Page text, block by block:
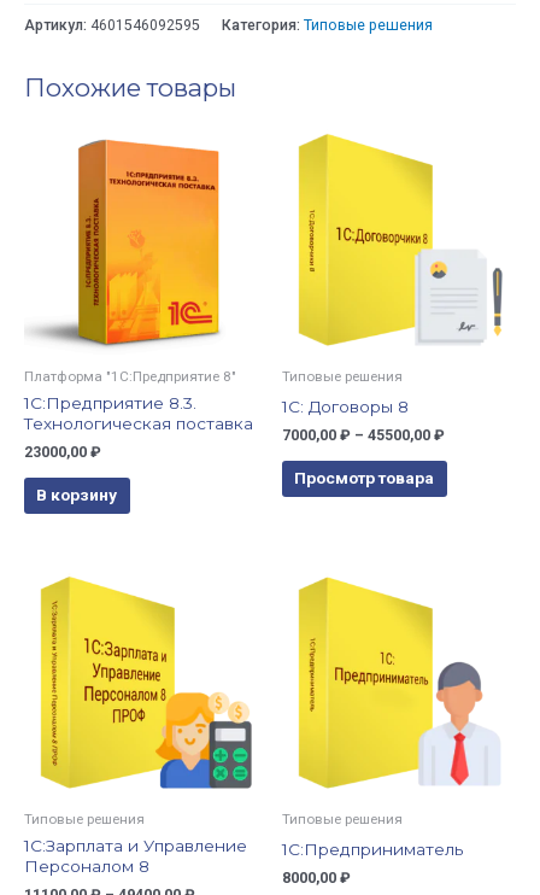
Артикул: 4601546092595 Категория: Типовые решения
Похожие товары
Платформа "1С:Предприятие 8"
1С:Предприятие 8.3.
Технологическая поставка
23000,00 ₽
В корзину
Типовые решения
1С: Договоры 8
7000,00 ₽ – 45500,00 ₽
Просмотр товара
Типовые решения
1С:Зарплата и Управление
Персоналом 8
Типовые решения
1С:Предприниматель
8000,00 ₽